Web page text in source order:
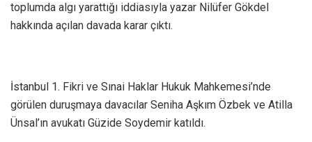
toplumda algı yarattığı iddiasıyla yazar Nilüfer Gökdel
hakkında açılan davada karar çıktı.
İstanbul 1. Fikri ve Sınai Haklar Hukuk Mahkemesi’nde
görülen duruşmaya davacılar Seniha Aşkım Özbek ve Atilla
Ünsal’ın avukatı Güzide Soydemir katıldı.